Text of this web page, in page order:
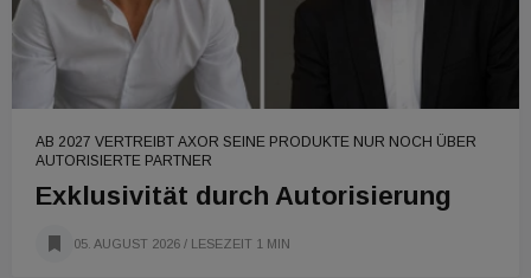
AB 2027 VERTREIBT AXOR SEINE PRODUKTE NUR NOCH ÜBER
AUTORISIERTE PARTNER
Exklusivität durch Autorisierung
05. AUGUST 2026 / LESEZEIT 1 MIN